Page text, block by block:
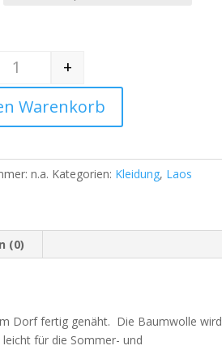
Quantity
+
Warenkorb
n.a. Kategorien: Kleidung, Laos
(0)
Dorf fertig genäht. Die Baumwolle wird
für die Sommer- und